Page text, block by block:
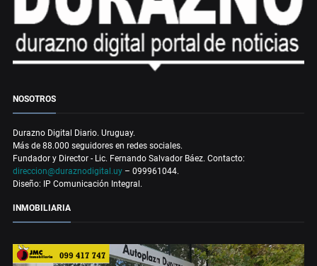
NOSOTROS
Durazno Digital Diario. Uruguay.
Más de 88.000 seguidores en redes sociales.
Fundador y Director - Lic. Fernando Salvador Báez. Contacto:
direccion@duraznodigital.uy – 099961044.
Diseño: IP Comunicación Integral.
INMOBILIARIA